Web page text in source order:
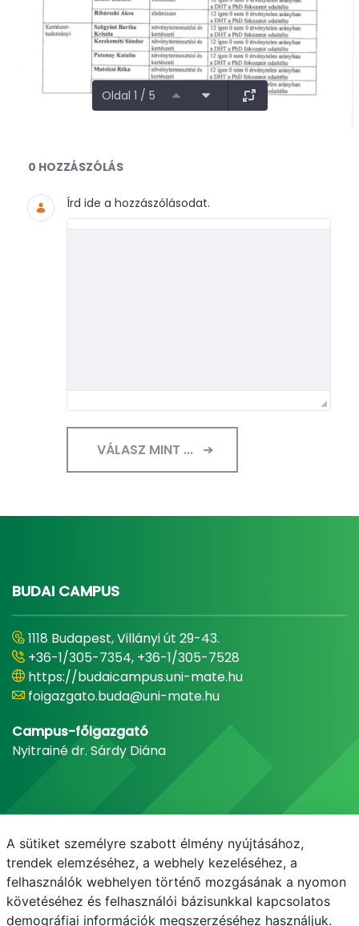
Oldal 1 / 5
Dokumentumok és médiafájlok
0 HOZZÁSZÓLÁS
Írd ide a hozzászólásodat.
VÁLASZ MINT ...
BUDAI CAMPUS
1118 Budapest, Villányi út 29-43.
+36-1/305-7354, +36-1/305-7528
https://budaicampus.uni-mate.hu
foigazgato.buda@uni-mate.hu
Campus-főigazgató
Nyitrainé dr. Sárdy Diána
A sütiket személyre szabott élmény nyújtásához,
trendek elemzéséhez, a webhely kezeléséhez, a
felhasználók webhelyen történő mozgásának a nyomon
követéséhez és felhasználói bázisunkkal kapcsolatos
demográfiai információk megszerzéséhez használjuk.